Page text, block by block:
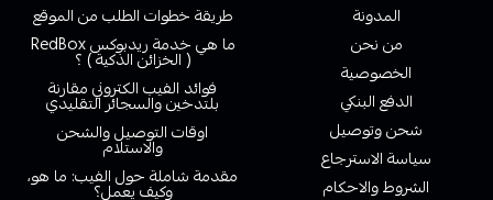
المدونة
من نحن
الخصوصية
الدفع البنكي
شحن وتوصيل
سياسة الاسترجاع
الشروط والاحكام
طريقة خطوات الطلب من الموقع
ما هي خدمة ريدبوكس RedBox
( الخزائن الذكية ) ؟
فوائد الفيب الكتروني مقارنة
بلتدخين والسجائر التقليدي
اوقات التوصيل والشحن
والاستلام
مقدمة شاملة حول الفيب: ما هو،
وكيف يعمل؟